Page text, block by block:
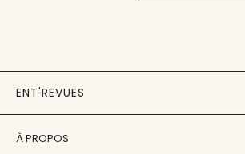
ENT'REVUES
À PROPOS